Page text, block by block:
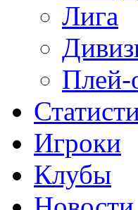
Лига
Игроки
Клубы